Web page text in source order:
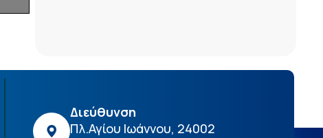
Διεύθυνση
Πλ.Αγίου Ιωάννου, 24002